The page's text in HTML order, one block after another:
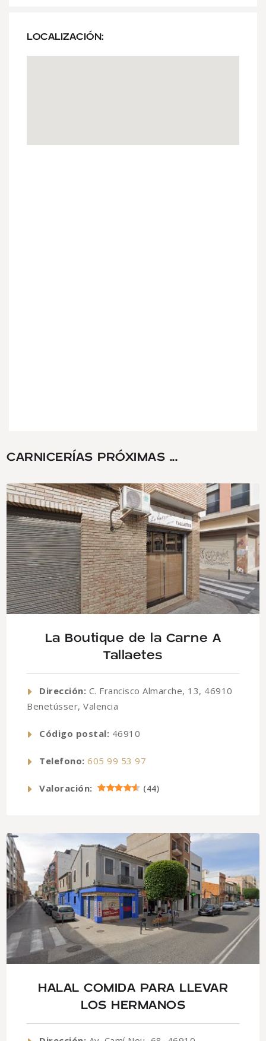
LOCALIZACIÓN:
CARNICERÍAS PRÓXIMAS ...
La Boutique de la Carne A
Tallaetes
Dirección: C. Francisco Almarche, 13, 46910
Benetússer, Valencia
Código postal: 46910
Telefono: 605 99 53 97
Valoración: (44)
HALAL COMIDA PARA LLEVAR
LOS HERMANOS